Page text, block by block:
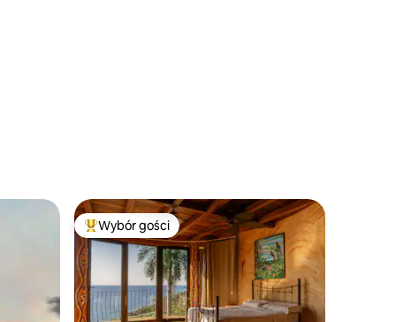
Najpopularniejsze z kategorii Wybór gości
Wybór gości